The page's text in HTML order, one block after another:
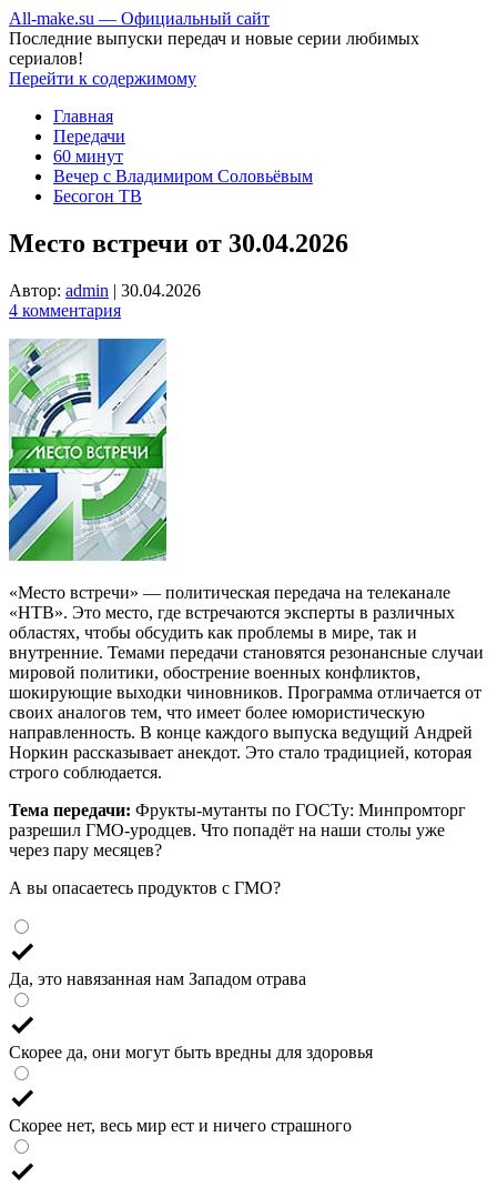
All-make.su — Официальный сайт
Последние выпуски передач и новые серии любимых
сериалов!
Перейти к содержимому
Главная
Передачи
60 минут
Вечер с Владимиром Соловьёвым
Бесогон ТВ
Место встречи от 30.04.2026
Автор: admin | 30.04.2026
4 комментария
«Место встречи» — политическая передача на телеканале
«НТВ». Это место, где встречаются эксперты в различных
областях, чтобы обсудить как проблемы в мире, так и
внутренние. Темами передачи становятся резонансные случаи
мировой политики, обострение военных конфликтов,
шокирующие выходки чиновников. Программа отличается от
своих аналогов тем, что имеет более юмористическую
направленность. В конце каждого выпуска ведущий Андрей
Норкин рассказывает анекдот. Это стало традицией, которая
строго соблюдается.
Тема передачи: Фрукты-мутанты по ГОСТу: Минпромторг
разрешил ГМО-уродцев. Что попадёт на наши столы уже
через пару месяцев?
А вы опасаетесь продуктов с ГМО?
Да, это навязанная нам Западом отрава
Скорее да, они могут быть вредны для здоровья
Скорее нет, весь мир ест и ничего страшного